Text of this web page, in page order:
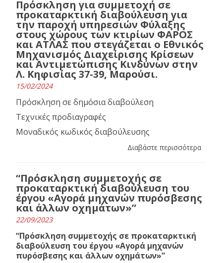
Πρόσκληση για συμμετοχή σε
προκαταρκτική διαβούλευση για
την παροχή υπηρεσιών Φύλαξης
στους χώρους των κτιρίων ΦΑΡΟΣ
και ΑΤΛΑΣ που στεγάζεται ο Εθνικός
Μηχανισμός Διαχείρισης Κρίσεων
και Αντιμετώπισης Κινδύνων στην
Λ. Κηφισίας 37-39, Μαρούσι.
15/02/2024
Πρόσκληση σε δημόσια διαβούλεση
Τεχνικές προδιαγραφές
Μοναδικός κωδικός διαβούλευσης
Διαβάστε περισσότερα
“Πρόσκληση συμμετοχής σε
προκαταρκτική διαβούλευση του
έργου «Αγορά μηχανών πυρόσβεσης
και άλλων οχημάτων»”
22/09/2023
“Πρόσκληση συμμετοχής σε προκαταρκτική
διαβούλευση του έργου «Αγορά μηχανών
πυρόσβεσης και άλλων οχημάτων»”